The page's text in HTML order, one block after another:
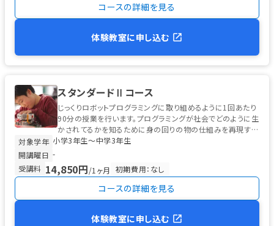
コースの詳細を見る
体験教室に申し込む
スタンダードⅡコース
じっくりロボットプログラミングに取り組めるように1回あたり
90分の授業を行います。プログラミングが社会でどのように生
かされてるかを知るために身の回りの物の仕組みを再現する
カリキュラムを多数ご用意...
対象学年 小学3年生〜中学3年生
開講曜日 -
受講料 14,850円/1ヶ月 初期費用：なし
コースの詳細を見る
体験教室に申し込む